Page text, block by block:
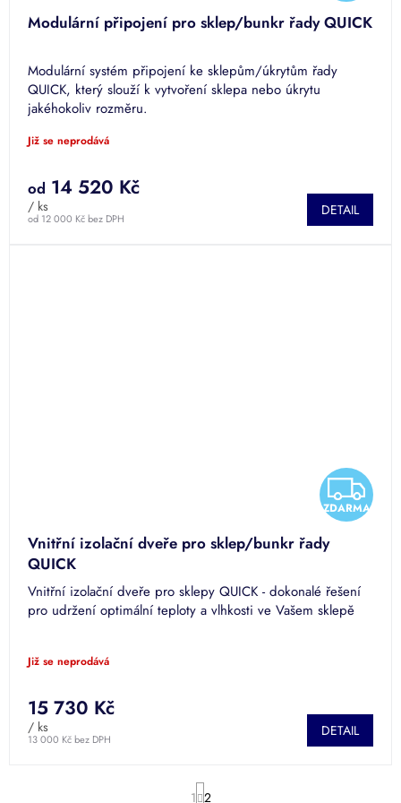
Modulární připojení pro sklep/bunkr řady QUICK
Modulární systém připojení ke sklepům/úkrytům řady
QUICK, který slouží k vytvoření sklepa nebo úkrytu
jakéhokoliv rozměru.
Již se neprodává
od 12 000 Kč bez DPH
od 14 520 Kč
/ ks DETAIL
Z
D
ZDARMA
Vnitřní izolační dveře pro sklep/bunkr řady
QUICK
Vnitřní izolační dveře pro sklepy QUICK - dokonalé řešení
pro udržení optimální teploty a vlhkosti ve Vašem sklepě
Již se neprodává
13 000 Kč bez DPH
15 730 Kč
/ ks DETAIL
S
1 2